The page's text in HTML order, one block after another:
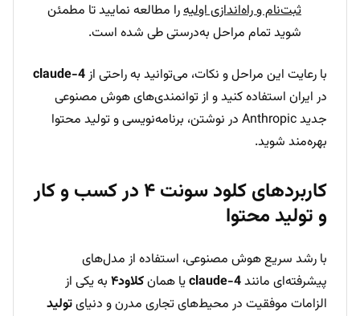
ثبت‌نام و راه‌اندازی اولیهرا مطالعه نمایید تا مطمئن
شوید تمام مراحل به‌درستی طی شده است.
با رعایت این مراحل و نکات، می‌توانید به راحتی ازclaude-4
در ایران استفاده کنید و از توانمندی‌های هوش مصنوعی
جدید Anthropic در نوشتن، برنامه‌نویسی و تولید محتوا
بهره‌مند شوید.
کاربردهای کلود سونت ۴ در کسب و کار
و تولید محتوا
با رشد سریع هوش مصنوعی، استفاده از مدل‌های
پیشرفته‌ای مانندclaude-4یا همانکلاود۴ به یکی از
الزامات موفقیت در محیط‌های تجاری مدرن و دنیایتولید